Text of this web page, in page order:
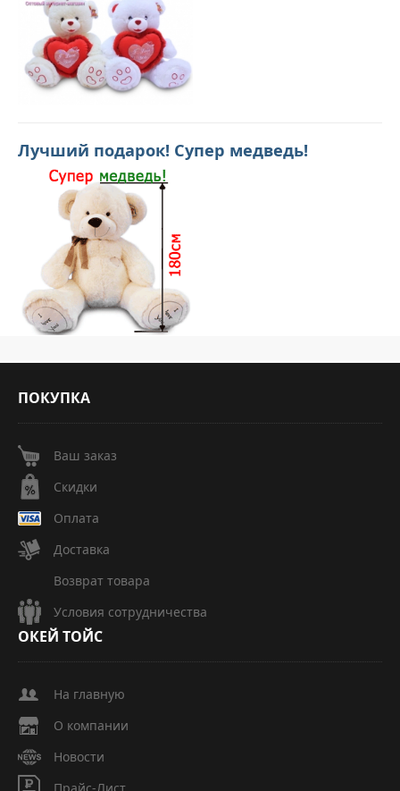
Лучший подарок! Супер медведь!
ПОКУПКА
Ваш заказ
Скидки
Оплата
Доставка
Возврат товара
Условия сотрудничества
ОКЕЙ ТОЙС
На главную
О компании
Новости
Прайс-Лист